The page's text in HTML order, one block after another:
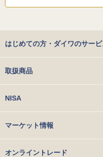
はじめての方・ダイワのサービ
取扱商品
NISA
マーケット情報
オンライントレード